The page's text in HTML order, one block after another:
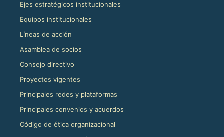
Ejes estratégicos institucionales
Equipos institucionales
Líneas de acción
Asamblea de socios
Consejo directivo
Proyectos vigentes
Principales redes y plataformas
Principales convenios y acuerdos
Código de ética organizacional